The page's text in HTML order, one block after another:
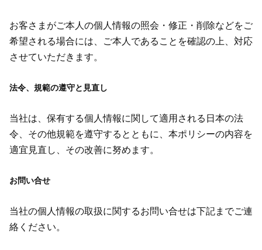
お客さまがご本人の個人情報の照会・修正・削除などをご
希望される場合には、ご本人であることを確認の上、対応
させていただきます。
法令、規範の遵守と見直し
当社は、保有する個人情報に関して適用される日本の法
令、その他規範を遵守するとともに、本ポリシーの内容を
適宜見直し、その改善に努めます。
お問い合せ
当社の個人情報の取扱に関するお問い合せは下記までご連
絡ください。